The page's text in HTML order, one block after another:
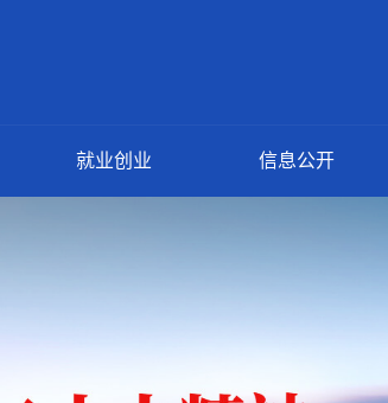
就业创业 信息公开